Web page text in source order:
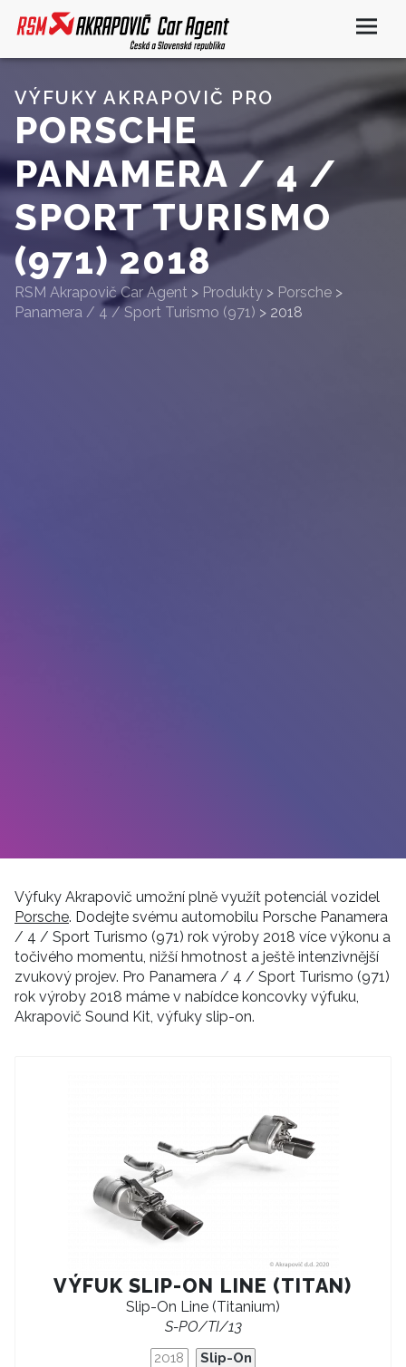
VÝFUKY AKRAPOVIČ PRO
PORSCHE
PANAMERA / 4 /
SPORT TURISMO
(971) 2018
RSM Akrapovič Car Agent > Produkty > Porsche >
Panamera / 4 / Sport Turismo (971) > 2018
Výfuky Akrapovič umožní plně využít potenciál vozidel
Porsche. Dodejte svému automobilu Porsche Panamera
/ 4 / Sport Turismo (971) rok výroby 2018 více výkonu a
točivého momentu, nižší hmotnost a ještě intenzivnější
zvukový projev. Pro Panamera / 4 / Sport Turismo (971)
rok výroby 2018 máme v nabídce koncovky výfuku,
Akrapovič Sound Kit, výfuky slip-on.
VÝFUK SLIP-ON LINE (TITAN)
Slip-On Line (Titanium)
S-PO/TI/13
2018 Slip-On